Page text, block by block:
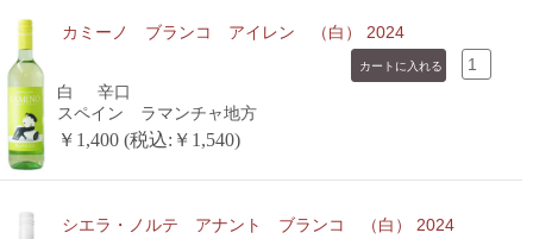
カミーノ ブランコ アイレン （白） 2024
白
辛口
スペイン ラマンチャ地方
￥1,400 (税込:￥1,540)
シエラ・ノルテ アナント ブランコ （白） 2024